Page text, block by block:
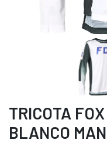
TRICOTA
BLANCO